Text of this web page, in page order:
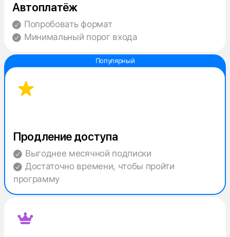
Автоплатёж
Попробовать формат
Минимальный порог входа
Продление доступа
Выгоднее месячной подписки
Достаточно времени, чтобы пройти
программу